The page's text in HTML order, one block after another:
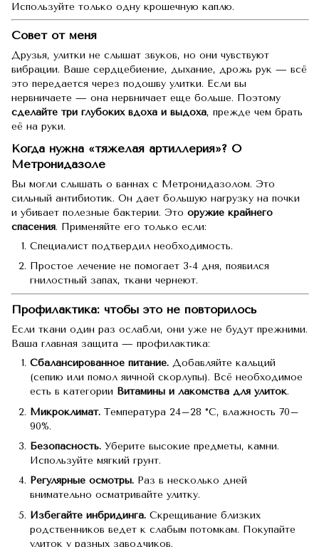
Используйте только одну крошечную каплю.
Совет от меня
Друзья, улитки не слышат звуков, но они чувствуют
вибрации. Ваше сердцебиение, дыхание, дрожь рук — всё
это передается через подошву улитки. Если вы
нервничаете — она нервничает еще больше. Поэтому
сделайте три глубоких вдоха и выдоха, прежде чем брать
её на руки.
Когда нужна «тяжелая артиллерия»? О
Метронидазоле
Вы могли слышать о ваннах с Метронидазолом. Это
сильный антибиотик. Он дает большую нагрузку на почки
и убивает полезные бактерии. Это оружие крайнего
спасения. Применяйте его только если:
Специалист подтвердил необходимость.
Простое лечение не помогает 3-4 дня, появился
гнилостный запах, ткани чернеют.
Профилактика: чтобы это не повторилось
Если ткани один раз ослабли, они уже не будут прежними.
Ваша главная защита — профилактика:
Сбалансированное питание. Добавляйте кальций
(сепию или помол яичной скорлупы). Всё необходимое
есть в категории Витамины и лакомства для улиток.
Микроклимат. Температура 24–28 °C, влажность 70–
90%.
Безопасность. Уберите высокие предметы, камни.
Используйте мягкий грунт.
Регулярные осмотры. Раз в несколько дней
внимательно осматривайте улитку.
Избегайте инбридинга. Скрещивание близких
родственников ведет к слабым потомкам. Покупайте
улиток у разных заводчиков.